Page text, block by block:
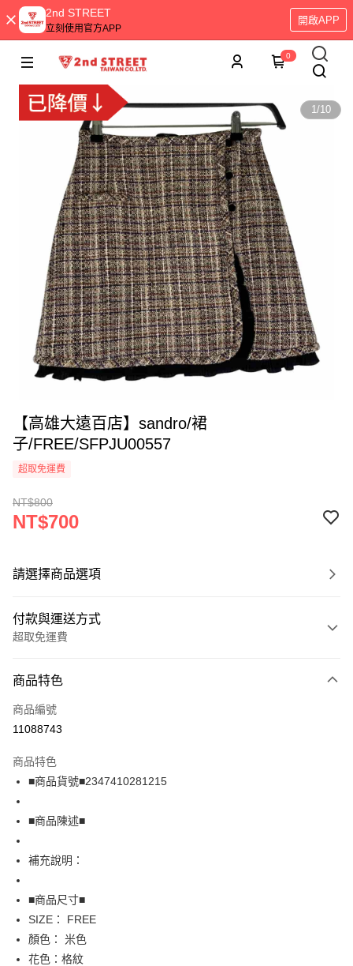
2nd STREET
立刻使用官方APP
開啟APP
0
1/10
【高雄大遠百店】sandro/裙
子/FREE/SFPJU00557
超取免運費
NT$800
NT$700
請選擇商品選項
付款與運送方式
超取免運費
信用卡一次付款
超商取貨付款
Apple Pay
街口支付
全盈+PAY
AFTEE先享後付
相關說明
【關於「AFTEE先享後付」】
AFTEE先享後付是「在收到商品之後才付款」的支付方式。 讓您購物簡單
便利好安心！
運送方式
商品特色
商品編號
11088743
商品特色
■商品貨號■2347410281215
■商品陳述■
補充說明：
■商品尺寸■
SIZE： FREE
顏色： 米色
花色：格紋